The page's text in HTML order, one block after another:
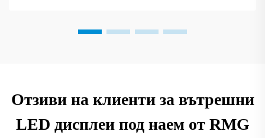
Отзиви на клиенти за вътрешни
LED дисплеи под наем от RMG